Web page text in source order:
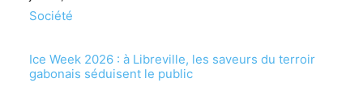
Par rapport à
Société
Ice Week 2026 : à Libreville, les saveurs du terroir
gabonais séduisent le public